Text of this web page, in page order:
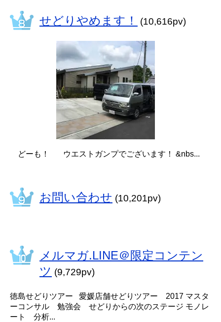
せどりやめます！ (10,616pv)
どーも！ ウエストガンプでございます！ &nbs...
お問い合わせ (10,201pv)
メルマガ.LINE＠限定コンテン
ツ (9,729pv)
徳島せどりツアー 愛媛店舗せどりツアー 2017 マスタ
ーコンサル 勉強会 せどりからの次のステージ モノレ
ート 分析...